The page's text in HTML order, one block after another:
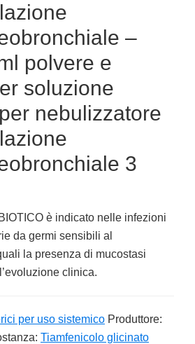
–
polvere e
soluzione
nebulizzatore
3
è indicato nelle infezioni
da germi sensibili al
la presenza di mucostasi
clinica.
per uso sistemico Produttore:
Tiamfenicolo glicinato